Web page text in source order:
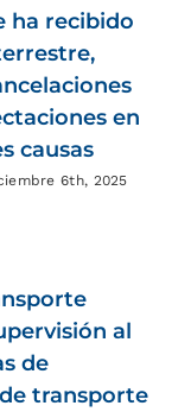
ha recibido
en
causas
6th, 2025
al
de
transporte